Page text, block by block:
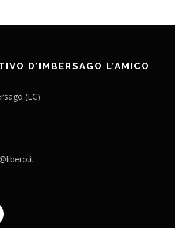
D’IMBERSAGO L’AMICO
(LC)